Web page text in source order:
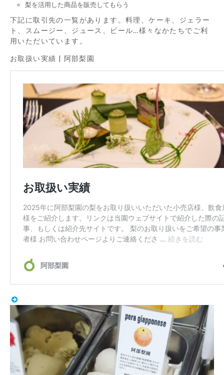
梨を活用した商品を販売してもらう
下記に取引先の一覧があります。料理、ケーキ、ジェラー
ト、スムージー、ジュース、ビール…様々なかたちでご利
用いただいています。
お取扱い実績 | 阿部梨園